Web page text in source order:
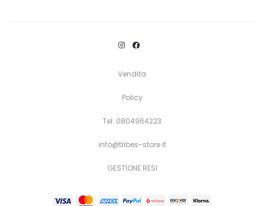
opzioni
essere
scelte
Vendita
Policy
Tel: 0804964223
info@tribes-store.it
GESTIONE RESI